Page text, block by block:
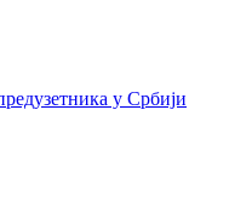
у Србији